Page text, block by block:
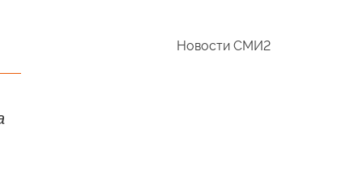
Новости СМИ2